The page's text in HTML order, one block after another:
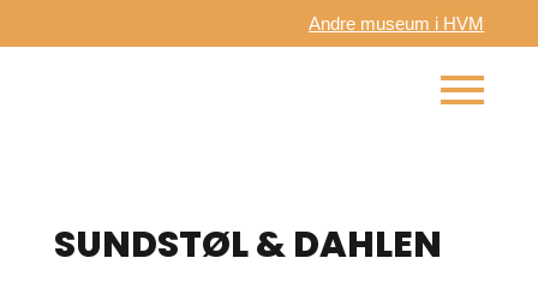
Andre museum i HVM
SUNDSTØL & DAHLEN